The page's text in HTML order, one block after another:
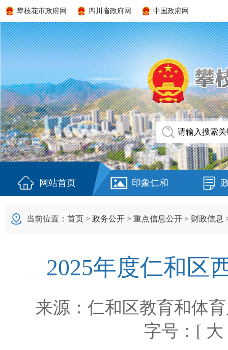
攀枝花市政府网 四川省政府网 中国政府网
网站首页 印象仁和
当前位置： 首页 > 政务公开 > 重点信息公开 > 财政信息
2025年度仁和区
来源： 仁和区教育和体
字号：[ 大